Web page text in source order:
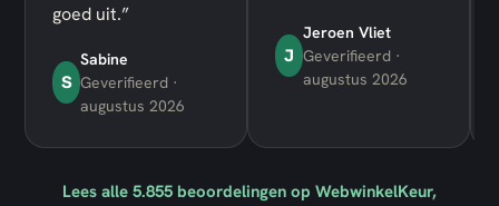
goed uit.”
S
Sabine
Geverifieerd ·
augustus 2026
J
Jeroen Vliet
Geverifieerd ·
augustus 2026
Lees alle 5.855 beoordelingen op WebwinkelKeur,